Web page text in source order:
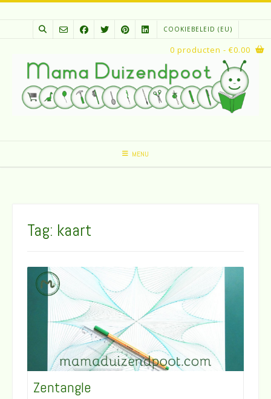
Spring
COOKIEBELEID (EU)
MENU
0 producten - €0.00
Tag: kaart
Zentangle